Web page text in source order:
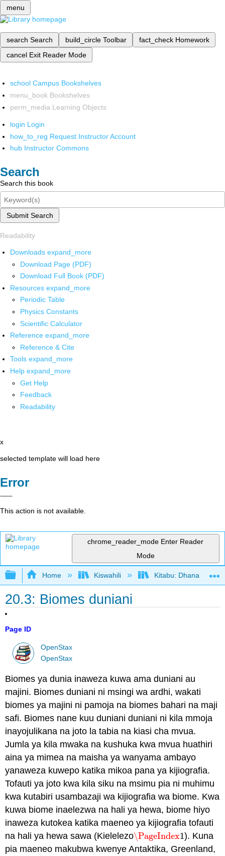
menu
search Search build_circle Toolbar fact_check Homework
cancel Exit Reader Mode
school Campus Bookshelves
menu_book Bookshelves
perm_media Learning Objects
login Login
how_to_reg Request Instructor Account
hub Instructor Commons
Search
Search this book
Submit Search
Readability
Downloads expand_more
Download Page (PDF)
Download Full Book (PDF)
Resources expand_more
Periodic Table
Physics Constants
Scientific Calculator
Reference expand_more
Reference & Cite
Tools expand_more
Help expand_more
Get Help
Feedback
Readability
x
selected template will load here
Error
This action is not available.
chrome_reader_mode Enter Reader
Mode
Expand/collapse global hierarchy
Home Kiswahili Kitabu: Dhana katika
20.3: Biomes duniani
Page ID
OpenStax
OpenStax
Biomes ya dunia inaweza kuwa ama duniani au
majini. Biomes duniani ni msingi wa ardhi, wakati
biomes ya majini ni pamoja na biomes bahari na maji
safi. Biomes nane kuu duniani duniani ni kila mmoja
inayojulikana na joto la tabia na kiasi cha mvua.
Jumla ya kila mwaka na kushuka kwa mvua huathiri
aina ya mimea na maisha ya wanyama ambayo
yanaweza kuwepo katika mikoa pana ya kijiografia.
Tofauti ya joto kwa kila siku na msimu pia ni muhimu
kwa kutabiri usambazaji wa kijiografia wa biome. Kwa
kuwa biome inaelezwa na hali ya hewa, biome hiyo
inaweza kutokea katika maeneo ya kijiografia tofauti
na hali ya hewa sawa (Kielelezo\PageIndex1
\PageIndex1). Kuna
pia maeneo makubwa kwenye Antaktika, Greenland,